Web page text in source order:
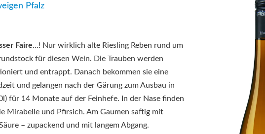
Pfalz
Faire…! Nur wirklich alte Riesling Reben rund um
für diesen Wein. Die Trauben werden
und entrappt. Danach bekommen sie eine
und gelangen nach der Gärung zum Ausbau in
für 14 Monate auf der Feinhefe. In der Nase finden
Mirabelle und Pfirsich. Am Gaumen saftig mit
– zupackend und mit langem Abgang.